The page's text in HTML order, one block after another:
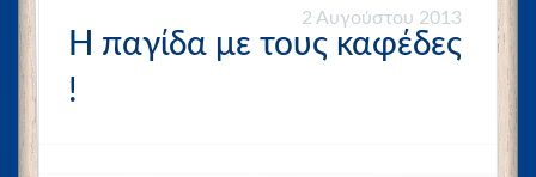
2 Αυγούστου 2013
H παγίδα με τους καφέδες
!